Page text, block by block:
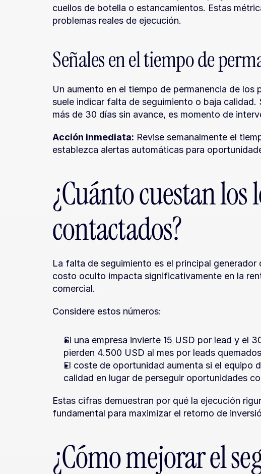
cuellos de botella o estancamientos. Estas
problemas reales de ejecución.
Señales en el tiempo de
Un aumento en el tiempo de permanencia de
suele indicar falta de seguimiento o baja calidad.
más de 30 días sin avance, es momento de
Acción inmediata: Revise semanalmente el
establezca alertas automáticas para
¿Cuánto cuestan los
contactados?
La falta de seguimiento es el principal
costo oculto impacta significativamente en la
comercial.
Considere estos números:
Si una empresa invierte 15 USD por lead y el
pierden 4.500 USD al mes por leads
El coste de oportunidad aumenta si el equipo
calidad en lugar de perseguir oportunidades
Estas cifras demuestran por qué la ejecución
fundamental para maximizar el retorno de
¿Cómo mejorar el